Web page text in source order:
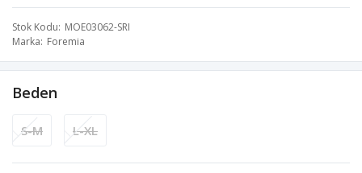
Stok Kodu MOE03062-SRI
Marka Foremia
Beden
S-M L-XL